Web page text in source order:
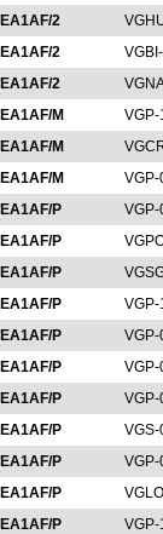
EA1AF/2
EA1AF/2
EA1AF/2
EA1AF/M
EA1AF/M
EA1AF/M
EA1AF/P
EA1AF/P
EA1AF/P
EA1AF/P
EA1AF/P
EA1AF/P
EA1AF/P
EA1AF/P
EA1AF/P
EA1AF/P
EA1AF/P